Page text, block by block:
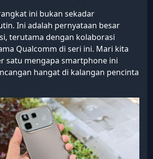
ini bukan sekadar
Ini adalah pernyataan besar
terutama dengan kolaborasi
Qualcomm di seri ini. Mari kita
satu mengapa smartphone ini
hangat di kalangan pencinta